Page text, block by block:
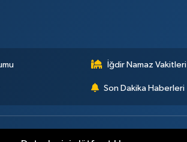
İğdir Namaz Vakitleri
Son Dakika Haberleri